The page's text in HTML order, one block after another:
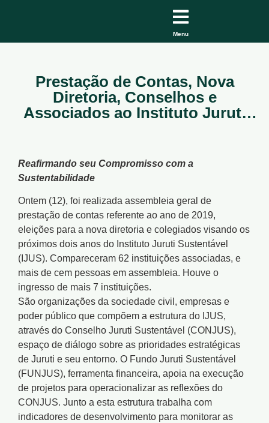
Menu
Prestação de Contas, Nova
Diretoria, Conselhos e
Associados ao Instituto Juruti
Reafirmando seu Compromisso com a
Sustentabilidade
Ontem (12), foi realizada assembleia geral de
prestação de contas referente ao ano de 2019,
eleições para a nova diretoria e colegiados visando os
próximos dois anos do Instituto Juruti Sustentável
(IJUS). Compareceram 62 instituições associadas, e
mais de cem pessoas em assembleia. Houve o
ingresso de mais 7 instituições.
São organizações da sociedade civil, empresas e
poder público que compõem a estrutura do IJUS,
através do Conselho Juruti Sustentável (CONJUS),
espaço de diálogo sobre as prioridades estratégicas
de Juruti e seu entorno. O Fundo Juruti Sustentável
(FUNJUS), ferramenta financeira, apoia na execução
de projetos para operacionalizar as reflexões do
CONJUS. Junto a esta estrutura trabalha com
indicadores de desenvolvimento para monitorar as